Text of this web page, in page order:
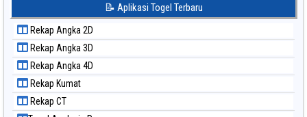
Paito Warna Kuda Lari
Paito Warna Magnum Cambodia
Paito Warna Nagoya
Paito Warna New York Midday
Paito Warna North Carolina Day
Paito Warna Pcso
📝 Aplikasi Togel Terbaru
Rekap Angka 2D
Rekap Angka 3D
Rekap Angka 4D
Rekap Kumat
Rekap CT